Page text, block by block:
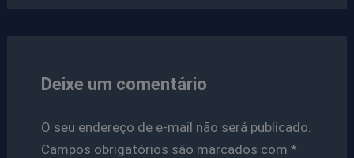
Deixe um comentário
O seu endereço de e-mail não será publicado.
Campos obrigatórios são marcados com *